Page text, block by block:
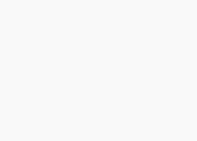
לנוחות מקסימלית גם